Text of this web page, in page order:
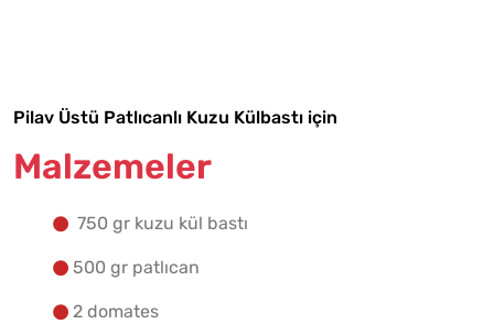
Pilav Üstü Patlıcanlı Kuzu Külbastı için
Malzemeler
750 gr kuzu kül bastı
500 gr patlıcan
2 domates